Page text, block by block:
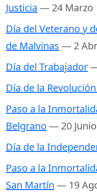
Justicia — 24 Marzo
Día del Veterano y
de Malvinas — 2
Día del Trabajador
Día de la
Paso a la
Belgrano — 20 Junio
Día de la
Paso a la
San Martín — 19